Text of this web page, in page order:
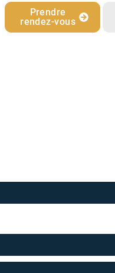
Prendre
rendez-vous